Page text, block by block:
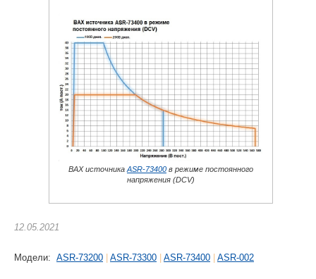
ВАХ источника ASR-73400в режиме постоянного
напряжения (DCV)
12.05.2021
Модели: ASR-73200 ASR-73300 ASR-73400 ASR-002